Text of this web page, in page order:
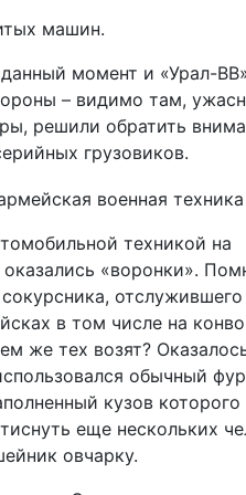
машин.
момент и «Урал-
– видимо там,
решили обратить
грузовиков.
техникой на
«воронки».
в том числе на
же тех возят?
обычный
кузов которого
еще нескольких
овчарку.